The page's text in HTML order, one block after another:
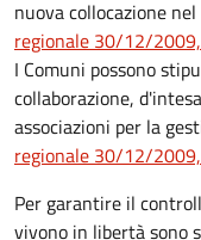
nuova collocazione
regionale 30/12/
I Comuni possono
collaborazione,
associazioni per la
regionale 30/12/
Per garantire il
vivono in libertà sono